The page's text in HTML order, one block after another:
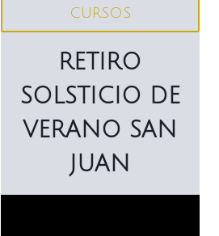
CURSOS
RETIRO
SOLSTICIO DE
VERANO SAN
JUAN